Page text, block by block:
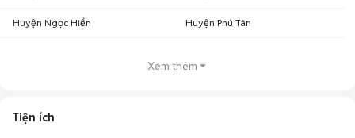
Huyện Ngọc Hiển Huyện Phú Tân
Xem thêm
Tiện ích